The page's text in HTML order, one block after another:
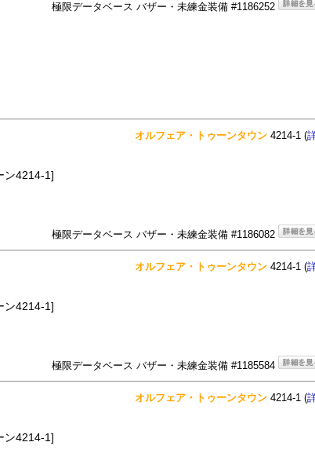
極限データベース バザー・未練金装備 #1186252
オルフェア・トゥーンタウン 4214-1 (
ン4214-1]
極限データベース バザー・未練金装備 #1186082
オルフェア・トゥーンタウン 4214-1 (
ン4214-1]
極限データベース バザー・未練金装備 #1185584
オルフェア・トゥーンタウン 4214-1 (
ン4214-1]